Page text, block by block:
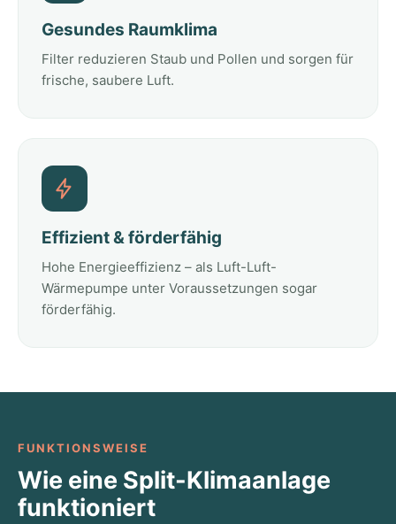
Gesundes Raumklima
Filter reduzieren Staub und Pollen und sorgen für
frische, saubere Luft.
Effizient & förderfähig
Hohe Energieeffizienz – als Luft-Luft-
Wärmepumpe unter Voraussetzungen sogar
förderfähig.
FUNKTIONSWEISE
Wie eine Split-Klimaanlage
funktioniert